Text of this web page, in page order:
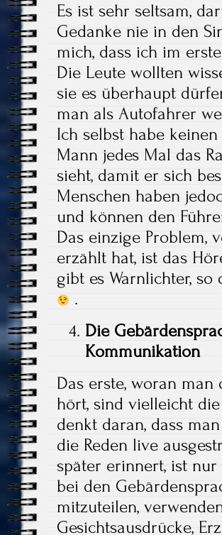
Es ist sehr seltsam,
Gedanke nie in den
mich, dass ich im
Die Leute wollten
sie es überhaupt
man als Autofahrer
Ich selbst habe
Mann jedes Mal das
sieht, damit er sich
Menschen haben
und können den
Das einzige Problem,
erzählt hat, ist das
gibt es Warnlichter, so
.
Die
Kommunikation
Das erste, woran
hört, sind vielleicht
denkt daran, dass
die Reden live
später erinnert, ist
bei den
mitzuteilen,
Gesichtsausdrücke,